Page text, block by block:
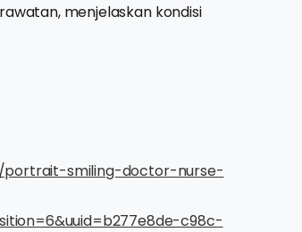
menjelaskan kondisi
smiling-doctor-nurse-
c98c-